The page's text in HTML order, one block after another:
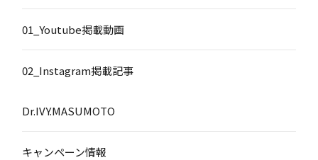
01_Youtube掲載動画
02_Instagram掲載記事
Dr.IVY.MASUMOTO
キャンペーン情報